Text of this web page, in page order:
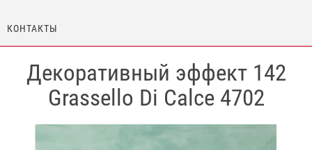
КОНТАКТЫ
Декоративный эффект 142
Grassello Di Calce 4702